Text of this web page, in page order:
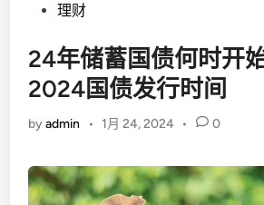
Posted理财
24年储蓄国债何时开
2024国债发行时间
byadmin • 1月 24, 2024 • 0